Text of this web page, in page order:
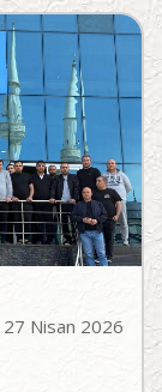
27 Nisan 2026